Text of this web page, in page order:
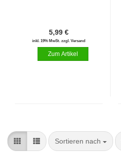
5,99 €
inkl. 19% MwSt. zzgl. Versand
Sortieren nach
Sortieren nach